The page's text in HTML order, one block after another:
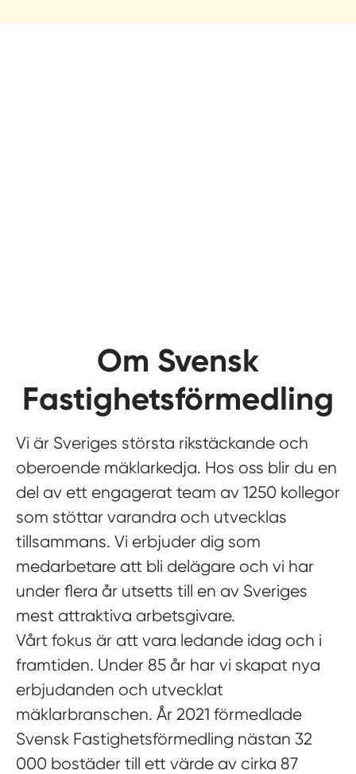
Om Svensk
Fastighetsförmedling
Vi är Sveriges största rikstäckande och
oberoende mäklarkedja. Hos oss blir du en
del av ett engagerat team av 1250 kollegor
som stöttar varandra och utvecklas
tillsammans. Vi erbjuder dig som
medarbetare att bli delägare och vi har
under flera år utsetts till en av Sveriges
mest attraktiva arbetsgivare.
Vårt fokus är att vara ledande idag och i
framtiden. Under 85 år har vi skapat nya
erbjudanden och utvecklat
mäklarbranschen. År 2021 förmedlade
Svensk Fastighetsförmedling nästan 32
000 bostäder till ett värde av cirka 87